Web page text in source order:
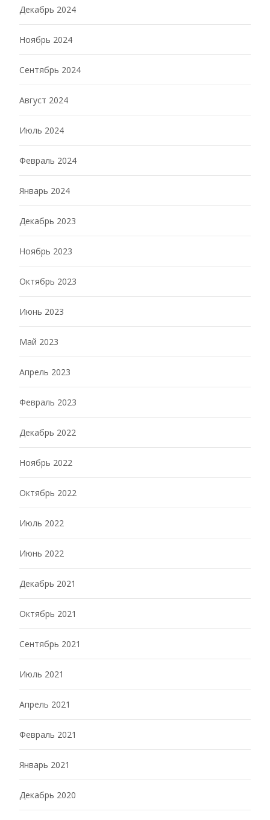
Декабрь 2024
Ноябрь 2024
Сентябрь 2024
Август 2024
Июль 2024
Февраль 2024
Январь 2024
Декабрь 2023
Ноябрь 2023
Октябрь 2023
Июнь 2023
Май 2023
Апрель 2023
Февраль 2023
Декабрь 2022
Ноябрь 2022
Октябрь 2022
Июль 2022
Июнь 2022
Декабрь 2021
Октябрь 2021
Сентябрь 2021
Июль 2021
Апрель 2021
Февраль 2021
Январь 2021
Декабрь 2020